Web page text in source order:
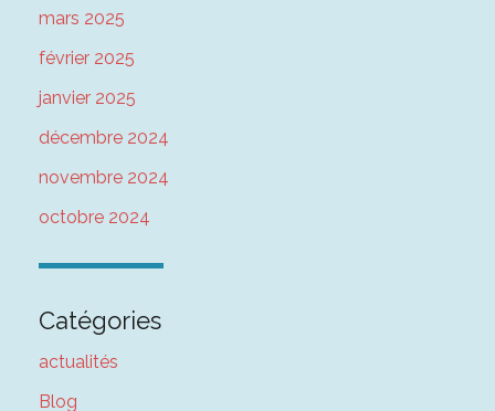
mars 2025
février 2025
janvier 2025
décembre 2024
novembre 2024
octobre 2024
Catégories
actualités
Blog